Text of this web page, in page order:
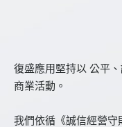
復盛應用堅持以 公平
商業活動。
我們依循《誠信經營守